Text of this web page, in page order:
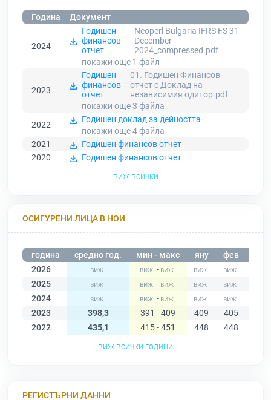
Година Документ
2024
Годишен
финансов
отчет
Neoperl Bulgaria IFRS FS 31
December
2024_compressed.pdf
покажи още 1 файл
2023
Годишен
финансов
отчет
01. Годишен Финансов
отчет с Доклад на
независимия одитор.pdf
покажи още 3 файла
2022
Годишен доклад за дейността
покажи още 4файла
2021
Годишен финансов отчет
2020
Годишен финансов отчет
виж всички
ОСИГУРЕНИ ЛИЦА В НОИ
година средно год. мин - макс яну фев
2026
-
2025
-
2024
-
2023
398,3 391 - 409 409 405
2022
435,1 415 - 451 448 448
виж всички години
РЕГИСТЪРНИ ДАННИ